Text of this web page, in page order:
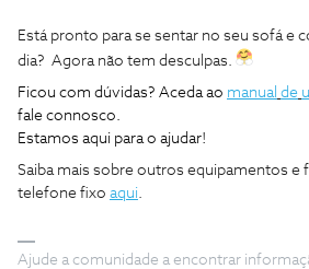
Está pronto para se sentar no seu sofá e
dia? Agora não tem desculpas.
Ficou com dúvidas? Aceda ao manual de
fale connosco.
Estamos aqui para o ajudar!
Saiba mais sobre outros equipamentos e
telefone fixo aqui.
Ajude a comunidade a encontrar